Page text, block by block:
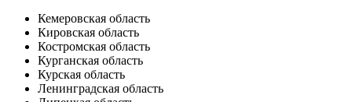
Кемеровская область
Кировская область
Костромская область
Курганская область
Курская область
Ленинградская область